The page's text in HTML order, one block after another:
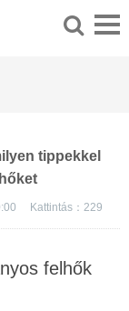
tippekkel
Kattintás： 229
felhők